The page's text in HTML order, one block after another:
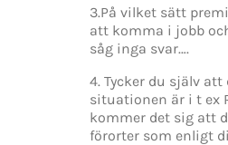
3.På vilket sätt
att komma i jobb
såg inga svar….
4. Tycker du själv
situationen är i t ex
kommer det sig att
förorter som enligt